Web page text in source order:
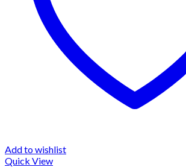
Add to wishlist
Quick View